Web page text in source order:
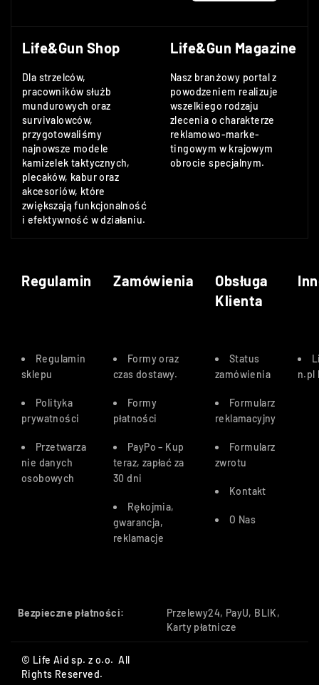
Life&Gun Shop
Dla strzelców,
pracowników służb
mundurowych oraz
survivalowców,
przygotowaliśmy
najnowsze modele
kamizelek taktycznych,
plecaków, kabur oraz
akcesoriów, które
zwiększają funkcjonalność
i efektywność w działaniu.
Life&Gun Magazine
Nasz branżowy portal z
powodzeniem realizuje
wszelkiego rodzaju
zlecenia o charakterze
reklamowo-marke-
tingowym w krajowym
obrocie specjalnym.
Regulamin Zamówienia
Obsługa
Klienta
Regulamin
sklepu
Polityka
prywatności
Przetwarza
nie danych
osobowych
Formy oraz
czas dostawy.
Formy
płatności
PayPo – Kup
teraz, zapłać za
30 dni
Rękojmia,
gwarancja,
reklamacje
Status
zamówienia
Formularz
reklamacyjny
Formularz
zwrotu
Kontakt
O Nas
n.pl
Bezpieczne płatności:
Przelewy24, PayU, BLIK,
Karty płatnicze
© Life Aid sp. z o.o. All
Rights Reserved.